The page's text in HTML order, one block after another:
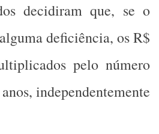
decidiram que, se o
deficiência, os R$
pelo número
independentemente